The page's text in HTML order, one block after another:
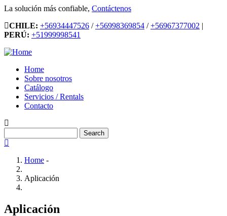
Skip
main
content
La solución más confiable, Contáctenos
CHILE: +56934447526 /+56998369854 /+56967377002 |
PERÚ: +51999998541
Main
navigation
Home
Sobre nosotros
Catálogo
Servicios / Rentals
Contacto
Breadcrumb
Home -
Aplicación
Aplicación